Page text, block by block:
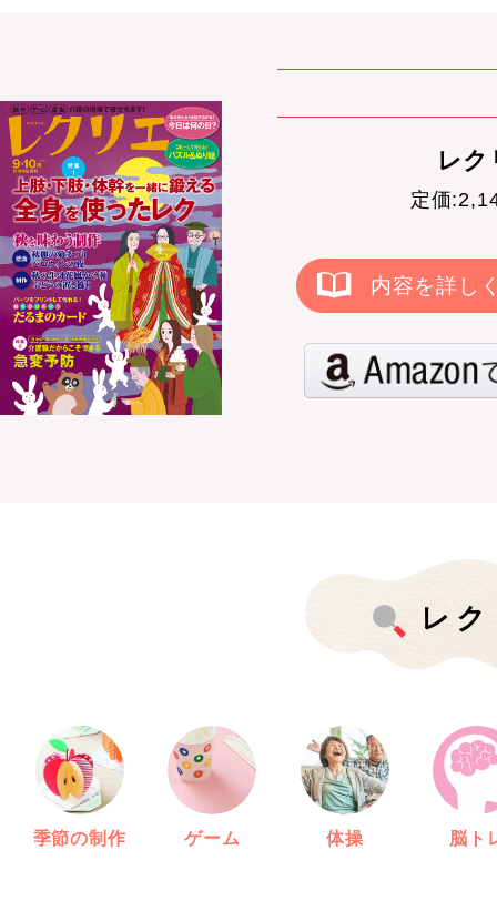
レ
定価
内容を詳し
レ
季節の制作 ゲーム 体操 脳ト